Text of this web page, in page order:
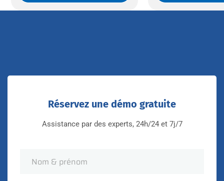
Réservez une démo gratuite
Assistance par des experts, 24h/24 et 7j/7